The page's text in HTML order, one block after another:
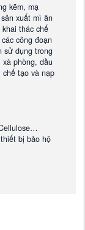
kẽm, mạ
xuất mì ăn
thác chế
công đoạn
sử dụng trong
phòng, dầu
chế tạo và nạp
bị bảo hộ